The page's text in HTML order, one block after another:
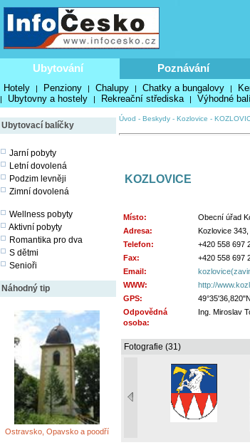
Ubytování Poznávání
Hotely | Penziony | Chalupy | Chatky a bungalovy |
| Ubytovny a hostely | Rekreační střediska | Výhodné
Ubytovací balíčky
Jarní pobyty
Letní dovolená
Podzim levněji
Zimní dovolená
Wellness pobyty
Aktivní pobyty
Romantika pro dva
S dětmi
Senioři
Náhodný tip
Ostravsko, Opavsko a poodří
Úvod - Beskydy- Kozlovice -
KOZLOVICE
Místo:
Obecní úřad
Adresa:
Kozlovice
Telefon:
+420 558 697
Fax:
+420 558 697
Email:
WWW:
http://
GPS:
Odpovědná
osoba:
Ing. Miroslav
Fotografie (31)